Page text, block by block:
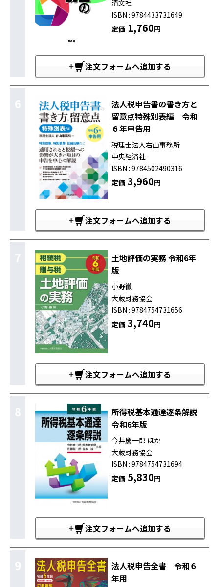
清文社
ISBN : 9784433731649
定価1,760円
注文フォームへ追加する
6
法人税申告書の書き方と
留意点特殊別表編 令和
６年申告用
税理士法人右山事務所
中央経済社
ISBN : 9784502490316
定価3,960円
注文フォームへ追加する
7
土地評価の実務 令和6年
版
小野徹
大蔵財務協会
ISBN : 9784754731656
定価3,740円
注文フォームへ追加する
8
所得税基本通達逐条解説
令和6年版
今井慶一郎 ほか
大蔵財務協会
ISBN : 9784754731694
定価5,830円
注文フォームへ追加する
9
法人税申告全書 令和６
年用